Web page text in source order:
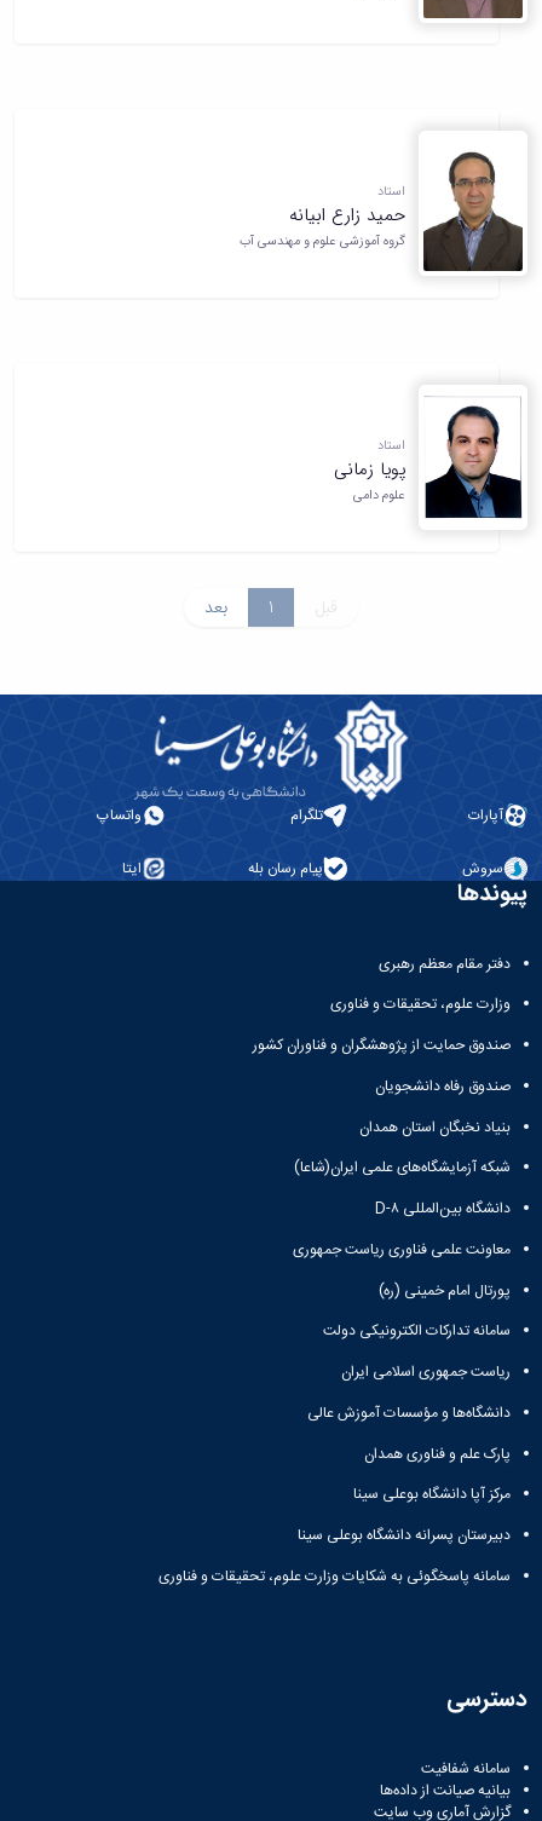
استاد
حمید زارع ابیانه
گروه آموزشی علوم و مهندسی آب
استاد
پویا زمانی
علوم دامی
قبل 1 بعد
آپارات تلگرام واتساپ
سروش پیام رسان بله ایتا
پیوندها
دفتر مقام معظم رهبری
وزارت علوم، تحقیقات و فناوری
صندوق حمایت از پژوهشگران و فناوران کشور
صندوق رفاه دانشجویان
بنیاد نخبگان استان همدان
شبکه آزمایشگاه‌های علمی ایران(شاعا)
دانشگاه بین‌المللی D-۸
معاونت علمی فناوری ریاست جمهوری
پورتال امام خمینی (ره)
سامانه تدارکات الکترونیکی دولت
ریاست جمهوری اسلامی ایران
دانشگاه‌ها و مؤسسات آموزش عالی
پارک علم و فناوری همدان
مرکز آپا دانشگاه بوعلی سینا
دبیرستان پسرانه دانشگاه بوعلی سینا
سامانه پاسخگوئی به شکایات وزارت علوم، تحقیقات و فناوری
دسترسی
سامانه شفافیت
بیانیه صیانت از داده‌ها
گزارش آماری وب‌ سایت